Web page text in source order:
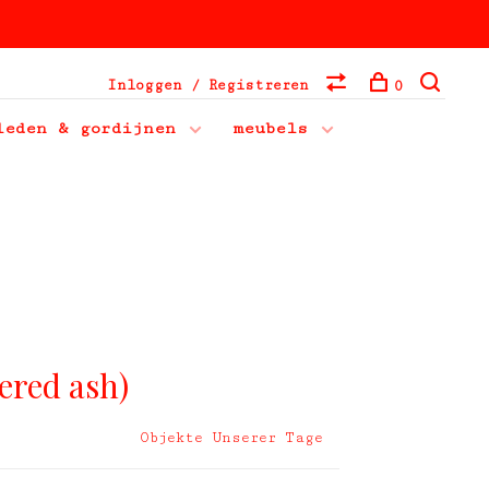
& gordijnen meubels
Inloggen / Registreren 0
ash)
Objekte Unserer Tage